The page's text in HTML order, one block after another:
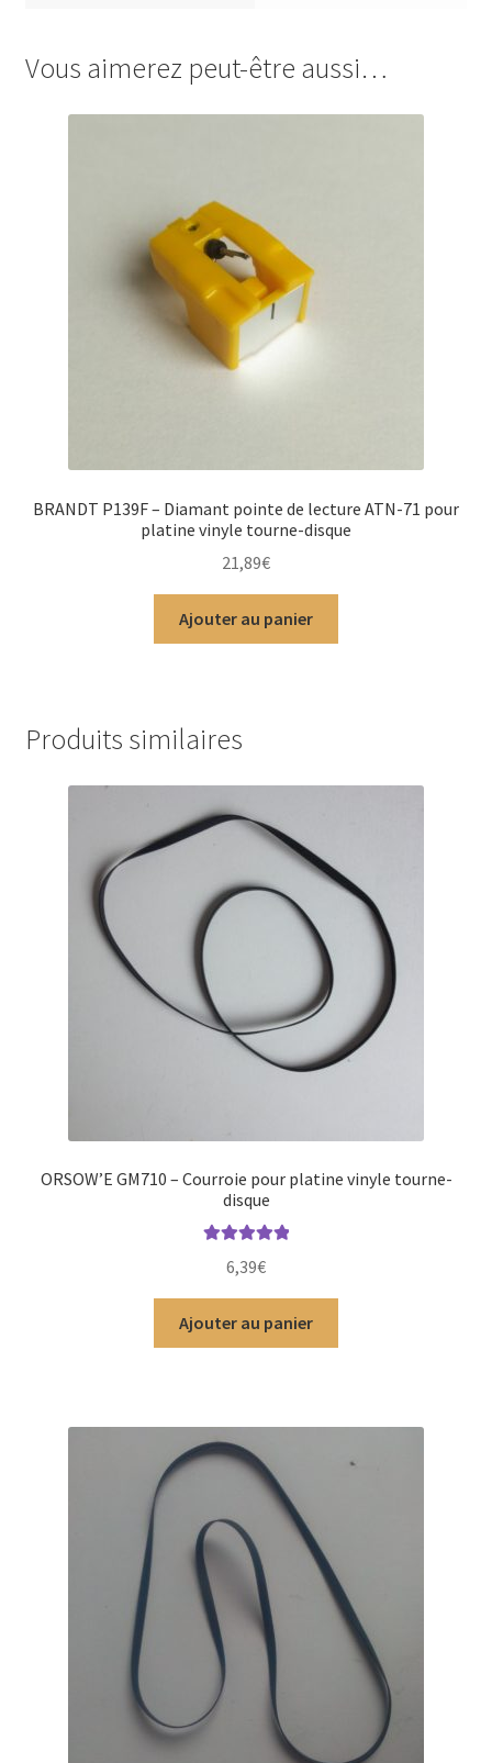
Vous aimerez peut-être aussi…
BRANDT P139F – Diamant pointe de lecture ATN-71 pour
platine vinyle tourne-disque
21,89€
Ajouter au panier
Produits similaires
ORSOW’E GM710 – Courroie pour platine vinyle tourne-
disque
6,39€
Ajouter au panier